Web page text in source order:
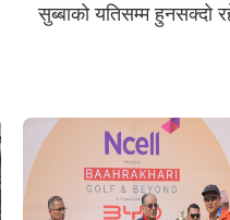
सुब्बाको यतिसम्म हुनसक्दो